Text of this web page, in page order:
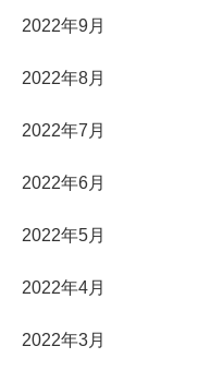
2022年9月
2022年8月
2022年7月
2022年6月
2022年5月
2022年4月
2022年3月